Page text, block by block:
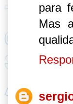
para
Mas